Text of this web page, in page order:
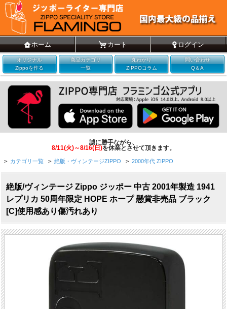
ホーム カート ログイン
オリジナル
Zippoを作る
商品カテゴリ
一覧
丸わかり
ZIPPOコラム
問い合わせ
Q＆A
誠に勝手ながら、
8/11(火)～8/16(日)を休業とさせて頂きます。
> カテゴリ一覧 > 絶版・ヴィンテージZIPPO > 2000年代 ZIPPO
絶版/ヴィンテージ Zippo ジッポー 中古 2001年製造 1941
レプリカ 50周年限定 HOPE ホープ 懸賞非売品 ブラック
[C]使用感あり傷汚れあり